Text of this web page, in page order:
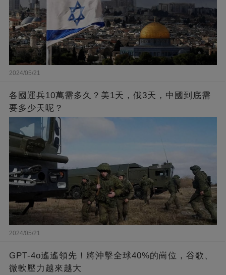
2024/05/21
各國運兵10萬需多久？美1天，俄3天，中國到底需
要多少天呢？
2024/05/21
GPT-4o遙遙領先！將沖擊全球40%的崗位，谷歌、
微軟壓力越來越大